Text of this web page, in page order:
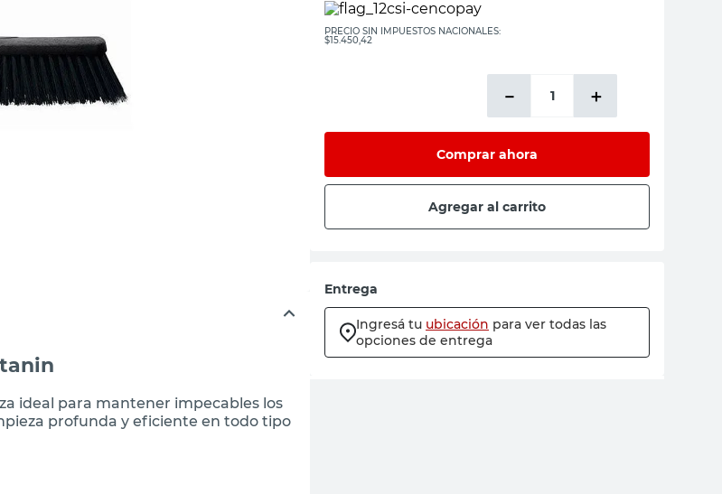
ideal para mantener impecables los
profunda y eficiente en todo tipo
PRECIO SIN IMPUESTOS NACIONALES:
$15.450,42
＋
－
Comprar ahora
Agregar al carrito
Entrega
Ingresá tu ubicación para ver todas las
opciones de entrega